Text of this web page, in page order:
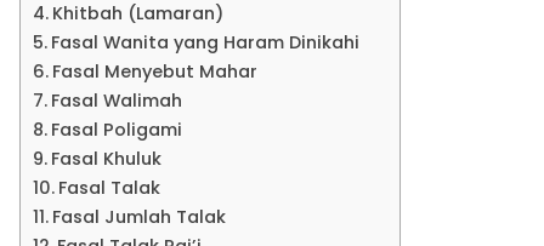
Khitbah (Lamaran)
Fasal Wanita yang Haram Dinikahi
Fasal Menyebut Mahar
Fasal Walimah
Fasal Poligami
Fasal Khuluk
Fasal Talak
Fasal Jumlah Talak